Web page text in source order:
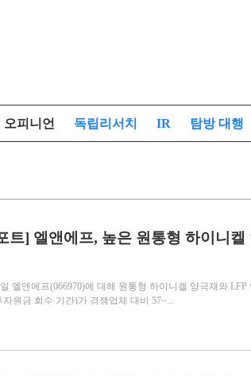
오피니언 독립리서치 IR 탐방 대행
트] 엘앤에프, 높은 원통형 하이니
엘앤에프(066970)에 대해 원통형 하이니켈 양극재와
원금 회수 기간)가 경쟁업체 대비 57~...